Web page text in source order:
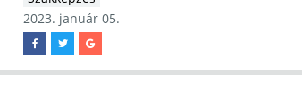
2023. január 05.